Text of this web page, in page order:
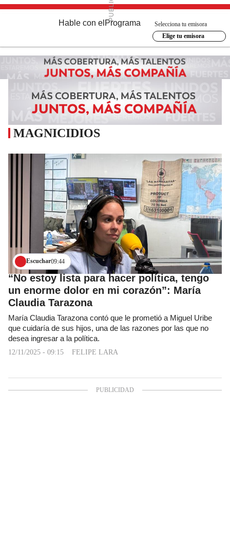
Hable con el Programa
Selecciona tu emisora
Elige tu emisora
MAGNICIDIOS
Escuchar09:44
“No estoy lista para hacer política, tengo
un enorme dolor en mi corazón”: María
Claudia Tarazona
María Claudia Tarazona contó que le prometió a Miguel Uribe
que cuidaría de sus hijos, una de las razones por las que no
desea ingresar a la política.
12/11/2025 - 09:15 FELIPE LARA